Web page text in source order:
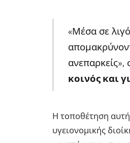
«Μέσα σε
κοινός και
Η τοποθέτηση
υγειονομικής